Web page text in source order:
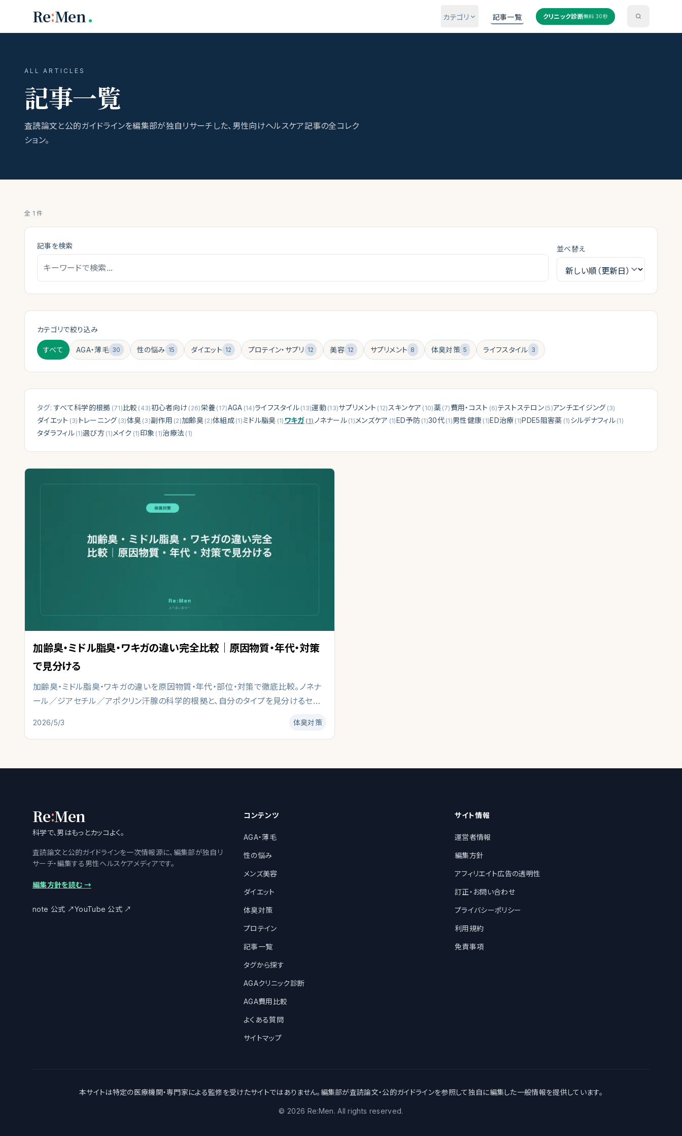
Re:Men カテゴリ 記事一覧 クリニック診断無料 30秒
ALL ARTICLES
記事一覧
査読論文と公的ガイドラインを編集部が独自リサーチした、男性向けヘルスケア記事の全コレク
ション。
全 1 件
記事を検索 並べ替え
カテゴリで絞り込み
すべて AGA・薄毛 30 性の悩み 15 ダイエット 12 プロテイン・サプリ 12 美容 12 サプリメント 8 体臭対策 5 ライフスタイル 3
タグ: すべて科学的根拠 (71) 比較 ( 43)初心者向け ( 26) 栄養 ( 17)AGA (14)ライフスタイル (13)運動 (13)サプリメント ( 12) スキンケア ( 10)薬 (7) 費用・コスト (6)テストステロン (5)アンチエイジング (3)
ダイエット (3) トレーニング (3)体臭 (3)副作用 (2)加齢臭 (2)体組成 (1)ミドル脂臭 (1) ワキガ (1) ノネナール (1)メンズケア (1)ED予防 (1)30代 (1)男性健康 ( 1)ED治療 ( 1)PDE5阻害薬 (1) シルデナフィル (1)
タダラフィル (1)選び方 (1) メイク (1) 印象 ( 1)治療法 ( 1)
加齢臭・ミドル脂臭・ワキガの違い完全比較｜原因物質・年代・対策
で見分ける
加齢臭・ミドル脂臭・ワキガの違いを原因物質・年代・部位・対策で徹底比較。ノネナ
ール／ジアセチル／アポクリン汗腺の科学的根拠と、自分のタイプを見分けるセル
2026/5/3 体臭対策
Re:Men
科学で、男はもっとカッコよく。
査読論文と公的ガイドラインを一次情報源に、編集部が独自リ
サーチ・編集する男性ヘルスケアメディアです。
編集方針を読む →
note 公式 ↗YouTube 公式 ↗
コンテンツ
AGA・薄毛
性の悩み
メンズ美容
ダイエット
体臭対策
プロテイン
記事一覧
タグから探す
AGAクリニック診断
AGA費用比較
よくある質問
サイトマップ
サイト情報
運営者情報
編集方針
アフィリエイト広告の透明性
訂正・お問い合わせ
プライバシーポリシー
利用規約
免責事項
本サイトは特定の医療機関・専門家による監修を受けたサイトではありません。編集部が査読論文・公的ガイドラインを参照して独自に編集した一般情報を提供しています。
©2026 Re:Men. All rights reserved.